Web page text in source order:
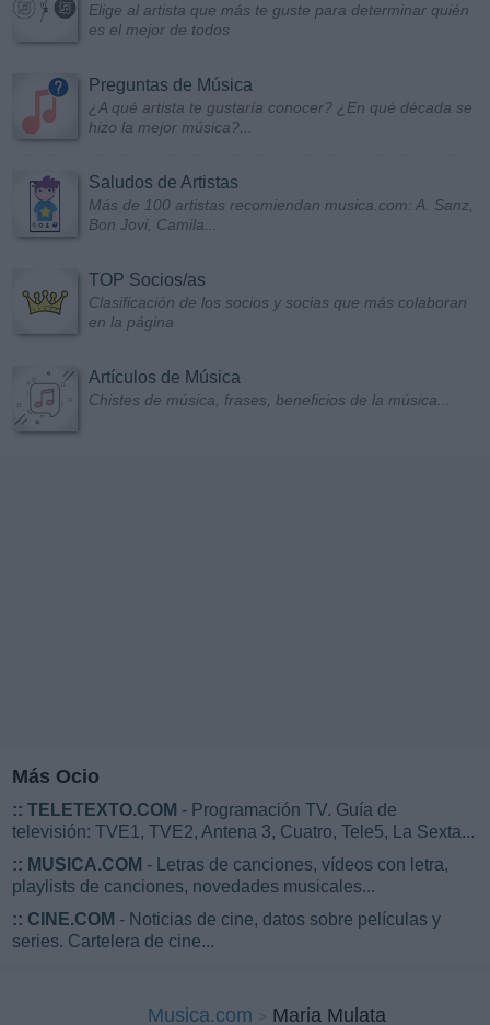
Elige al artista que más te guste para determinar quién
es el mejor de todos
Preguntas de Música
¿A qué artista te gustaría conocer? ¿En qué década se
hizo la mejor música?...
Saludos de Artistas
Más de 100 artistas recomiendan musica.com: A. Sanz,
Bon Jovi, Camila...
TOP Socios/as
Clasificación de los socios y socias que más colaboran
en la página
Artículos de Música
Chistes de música, frases, beneficios de la música...
Más Ocio
:: TELETEXTO.COM - Programación TV. Guía de
televisión: TVE1, TVE2, Antena 3, Cuatro, Tele5, La Sexta...
:: MUSICA.COM - Letras de canciones, vídeos con letra,
playlists de canciones, novedades musicales...
:: CINE.COM - Noticias de cine, datos sobre películas y
series. Cartelera de cine...
Musica.com Maria Mulata